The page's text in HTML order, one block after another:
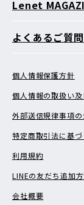
Lenet
よくあるご質問
個人情報保護方針
個人情報の取扱い
外部送信規律事項
特定商取引法に基
利用規約
LINEの友だち追加
会社概要